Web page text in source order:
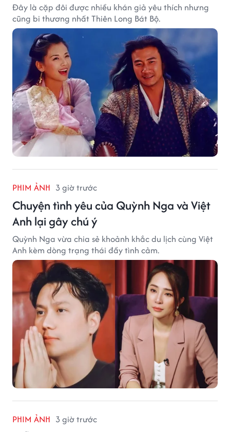
Đây là cặp đôi được nhiều khán giả yêu thích nhưng
cũng bi thương nhất Thiên Long Bát Bộ.
PHIM ẢNH 3 giờ trước
Chuyện tình yêu của Quỳnh Nga và Việt
Anh lại gây chú ý
Quỳnh Nga vừa chia sẻ khoảnh khắc du lịch cùng Việt
Anh kèm dòng trạng thái đầy tình cảm.
PHIM ẢNH 3 giờ trước